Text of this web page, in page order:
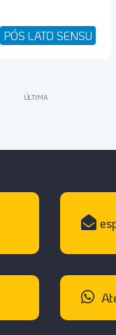
PÓS LATO SENSU
ÚLTIMA